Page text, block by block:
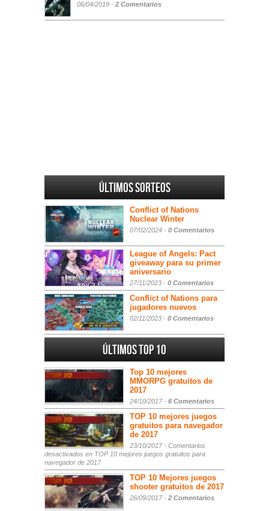
06/04/2019 - 2 Comentarios
Últimos sorteos
Conflict of Nations
Nuclear Winter
07/02/2024 - 0 Comentarios
League of Angels: Pact
giveaway para su primer
aniversario
27/11/2023 - 0 Comentarios
Conflict of Nations para
jugadores nuevos
02/11/2023 - 0 Comentarios
Últimos Top 10
Top 10 mejores
MMORPG gratuitos de
2017
24/10/2017 - 6 Comentarios
TOP 10 mejores juegos
gratuitos para navegador
de 2017
23/10/2017 - Comentarios
desactivados en TOP 10 mejores juegos gratuitos para
navegador de 2017
TOP 10 Mejores juegos
shooter gratuitos de 2017
26/09/2017 - 2 Comentarios